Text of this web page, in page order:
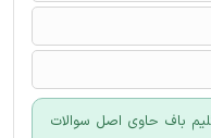
باف حاوی اصل سوالات